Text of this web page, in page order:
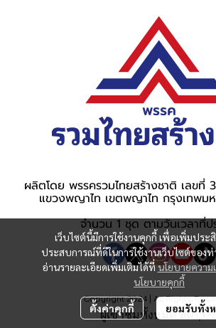
เว็บไซต์นี้มีการใช้งานคุกกี้ เพื่อเพิ่มปร
ประสบการณ์ที่ดีในการใช้งานเว็บไซต์ของ
อ่านรายละเอียดเพิ่มเติมได้ที่นโยบายความ
นโยบายคุกกี้
ตั้งค่าคุกกี้ ยอมรับทั้ง
ผลิตโดย พรรครวมไทยสร้างชาติ เลขที่
แขวงพญาไท เขตพญาไท กรุงเทพม
จำนวน 1 ชุด ตามวันเวลาที่ป
Copyright 2024 | All Rights
ผู้เข้าชมทั้งหมด